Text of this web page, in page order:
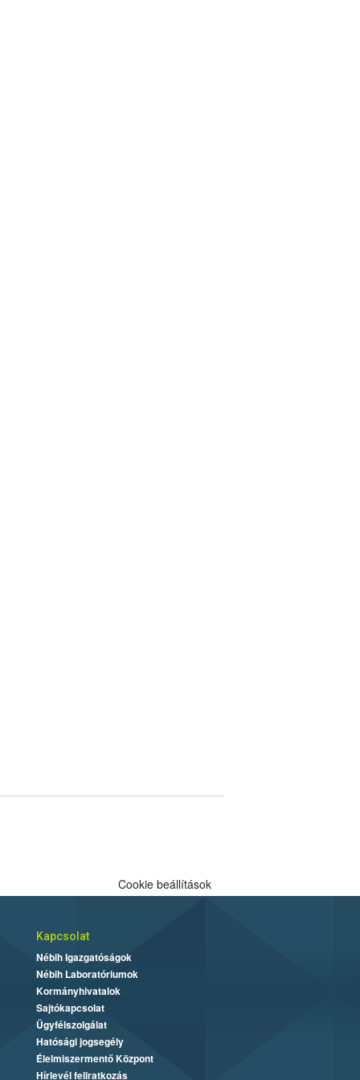
Cookie beállítások
Kapcsolat
Nébih Igazgatóságok
Nébih Laboratóriumok
Kormányhivatalok
Sajtókapcsolat
Ügyfélszolgálat
Hatósági jogsegély
Élelmiszermentő Központ
Hírlevél feliratkozás